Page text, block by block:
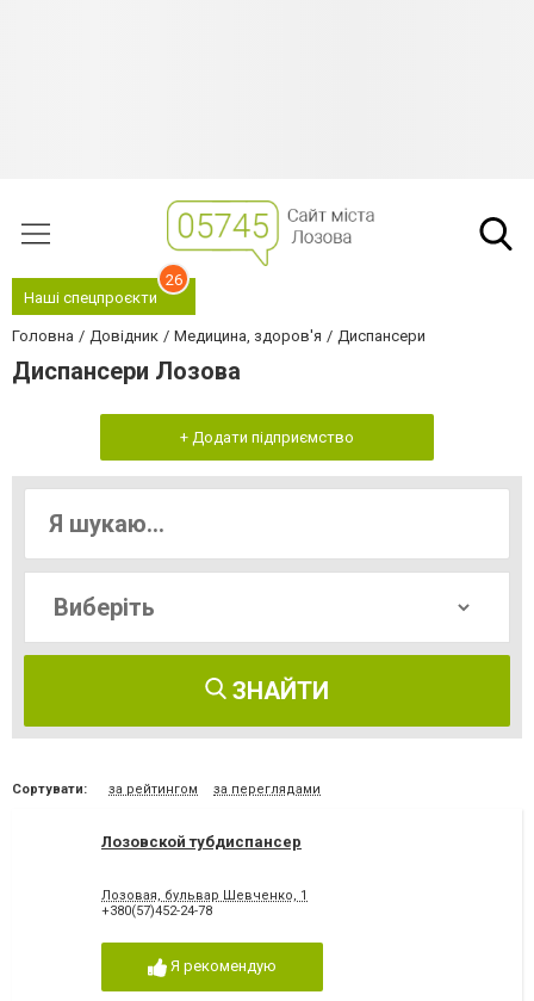
Наші спецпроєкти
26
Головна Довідник Медицина, здоров'я Диспансери
Диспансери Лозова
+ Додати підприємство
ЗНАЙТИ
Сортувати: за рейтингом за переглядами
Лозовской тубдиспансер
Лозовая, бульвар Шевченко, 1
+380(57)452-24-78
Я рекомендую